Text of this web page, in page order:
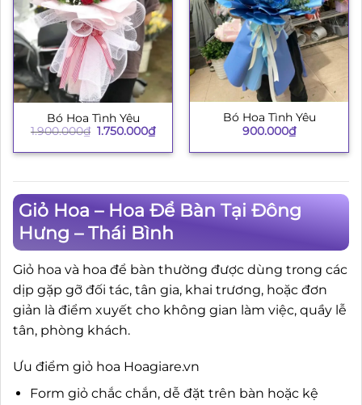
Bó Hoa Tình Yêu
1.900.000₫ Giá
là:
1.750.000₫Giá
hiện
tại
Bó Hoa Tình Yêu
900.000₫
Giỏ Hoa – Hoa Để Bàn Tại Đông
Hưng – Thái Bình
Giỏ hoa và hoa để bàn thường được dùng trong các
dịp gặp gỡ đối tác, tân gia, khai trương, hoặc đơn
giản là điểm xuyết cho không gian làm việc, quầy lễ
tân, phòng khách.
Ưu điểm giỏ hoa Hoagiare.vn
Form giỏ chắc chắn, dễ đặt trên bàn hoặc kệ